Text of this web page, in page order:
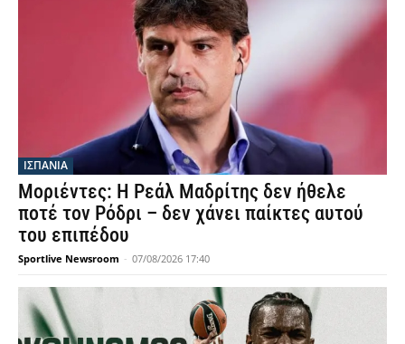
ΙΣΠΑΝΙΑ
Μοριέντες: Η Ρεάλ Μαδρίτης δεν ήθελε
ποτέ τον Ρόδρι – δεν χάνει παίκτες αυτού
του επιπέδου
Sportlive Newsroom - 07/08/2026 17:40